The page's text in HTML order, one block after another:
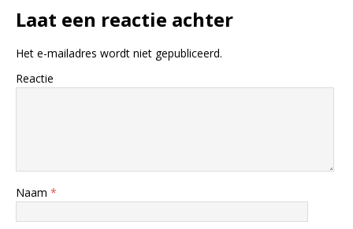
Laat een reactie achter
Het e-mailadres wordt niet gepubliceerd.
Reactie
Naam *